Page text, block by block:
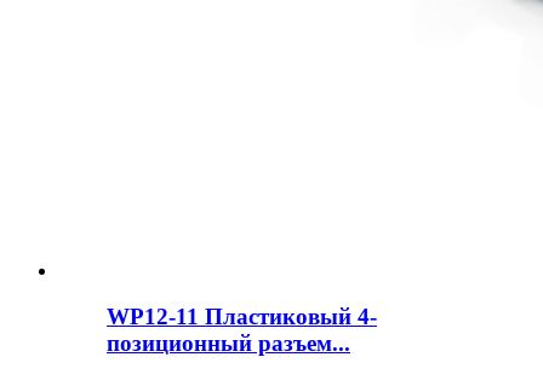
WP12-11 Пластиковый 4-
позиционный разъем...